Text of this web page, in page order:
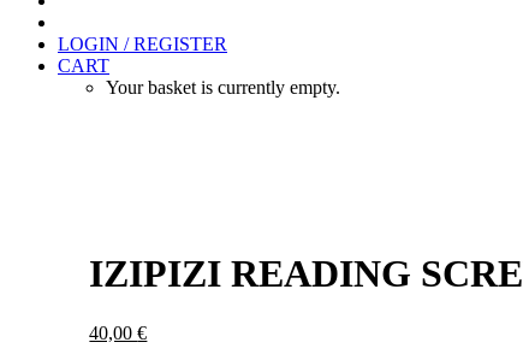
LOGIN / REGISTER
CART
Your basket is currently empty.
IZIPIZI READING
40,00€